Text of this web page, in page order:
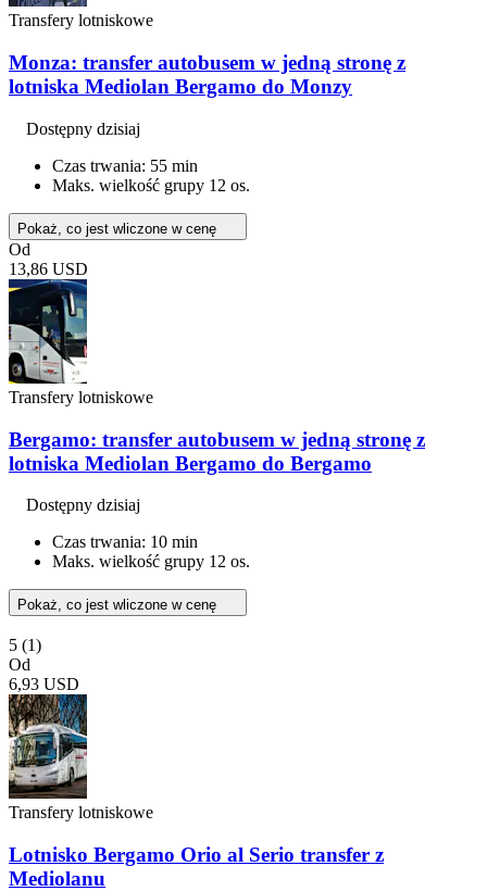
Transfery lotniskowe
Monza: transfer autobusem w jedną stronę z
lotniska Mediolan Bergamo do Monzy
Dostępny dzisiaj
Czas trwania: 55 min
Maks. wielkość grupy 12 os.
Pokaż, co jest wliczone w cenę
Od
13,86 USD
Transfery lotniskowe
Bergamo: transfer autobusem w jedną stronę z
lotniska Mediolan Bergamo do Bergamo
Dostępny dzisiaj
Czas trwania: 10 min
Maks. wielkość grupy 12 os.
Pokaż, co jest wliczone w cenę
5 (1)
Od
6,93 USD
Transfery lotniskowe
Lotnisko Bergamo Orio al Serio transfer z
Mediolanu